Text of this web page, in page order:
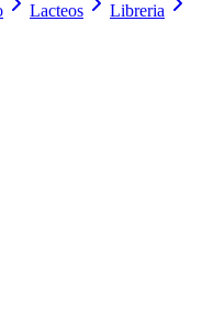
Lacteos
Libreria